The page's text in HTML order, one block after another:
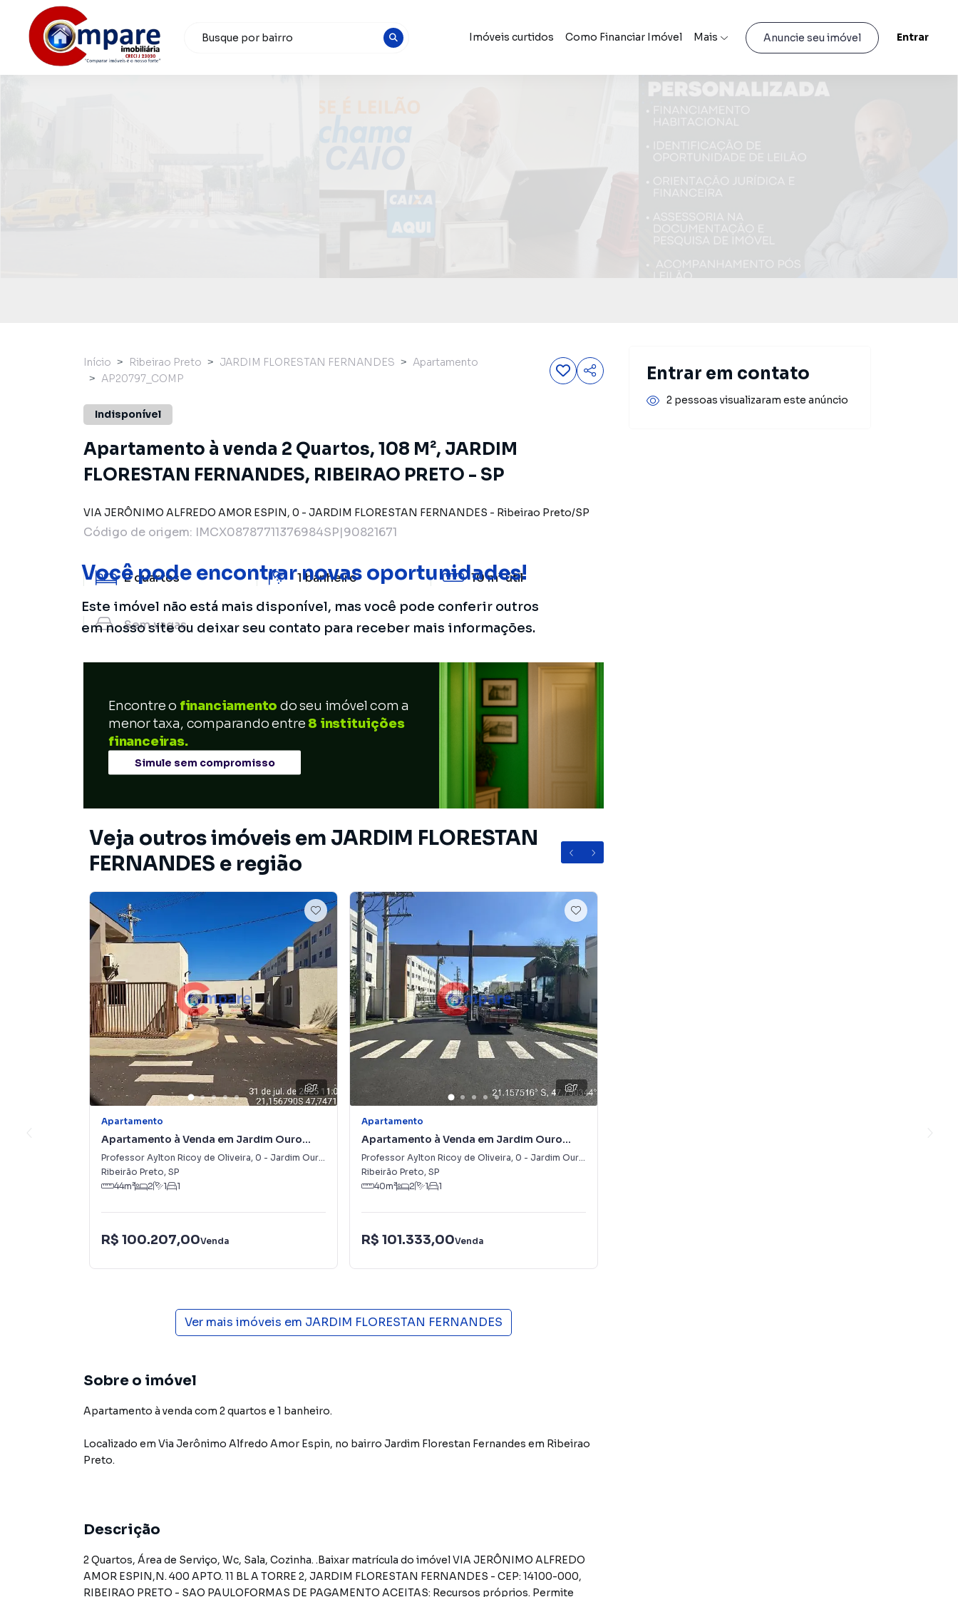
Imóveis curtidos Como Financiar Imóvel Mais Anuncie seu imóvel Entrar
Você pode encontrar novas oportunidades!
Este imóvel não está mais disponível, mas você pode conferir outros
em nosso site ou deixar seu contato para receber mais informações.
Início Ribeirao Preto JARDIM FLORESTAN FERNANDES
Apartamento
AP20797_COMP
Indisponível
Apartamento à venda 2 Quartos, 108 M², JARDIM
FLORESTAN FERNANDES, RIBEIRAO PRETO - SP
VIA JERÔNIMO ALFREDO AMOR ESPIN, 0 - JARDIM FLORESTAN FERNANDES - Ribeirao Preto/SP
Código de origem: IMCX08787711376984SP|90821671
2 quartos 1 banheiro 10 m²útil
Semvagas
Encontre o financiamento do seu imóvel com a
menor taxa, comparando entre 8 instituições
financeiras.
Simule sem compromisso
Veja outros imóveis em JARDIM FLORESTAN
FERNANDES e região
7
Apartamento
Apartamento à Venda em Jardim Ouro
Branco
Professor Aylton Ricoy de Oliveira, 0 - Jardim Ouro Branco
Ribeirão Preto, SP
44m² 2 1 1
R$ 100.207,00Venda
7
Apartamento
Apartamento à Venda em Jardim Ouro
Branco
Professor Aylton Ricoy de Oliveira, 0 - Jardim Ouro Branco
Ribeirão Preto, SP
40m² 2 1 1
R$ 101.333,00Venda
Ver mais imóveis em JARDIM FLORESTAN FERNANDES
Sobre o imóvel
Apartamento à venda com 2 quartos e 1 banheiro.
Localizado em Via Jerônimo Alfredo Amor Espin, no bairro Jardim Florestan Fernandes em Ribeirao
Preto.
Descrição
2 Quartos, Área de Serviço, Wc, Sala, Cozinha. .Baixar matrícula do imóvel VIA JERÔNIMO ALFREDO
AMOR ESPIN,N. 400 APTO. 11 BL A TORRE 2, JARDIM FLORESTAN FERNANDES - CEP: 14100-000,
RIBEIRAO PRETO - SAO PAULOFORMAS DE PAGAMENTO ACEITAS: Recursos próprios. Permite
Entrar em contato
2 pessoas visualizaram este anúncio